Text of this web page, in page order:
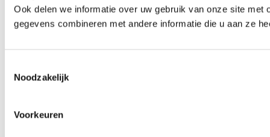
Ook delen we informatie over uw gebruik van onze site
gegevens combineren met andere informatie die u aan ze
Noodzakelijk
Voorkeuren